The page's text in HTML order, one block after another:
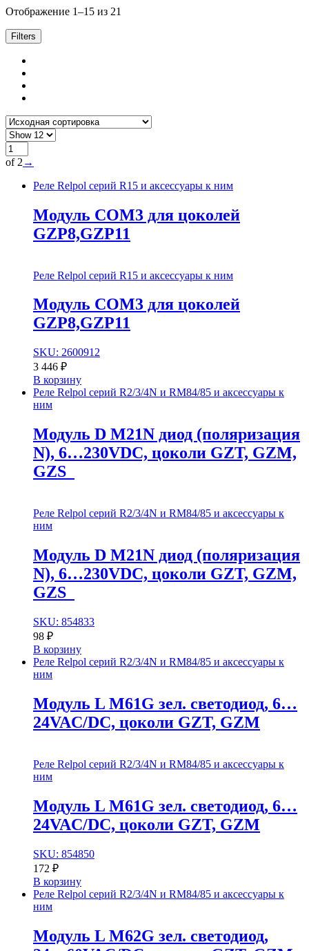
Отображение 1–15 из 21
Filters
of 2 →
Реле Relpol серий R15 и аксессуары к ним
Модуль COM3 для цоколей
GZP8,GZP11
Реле Relpol серий R15 и аксессуары к ним
Модуль COM3 для цоколей
GZP8,GZP11
SKU: 2600912
3 446 ₽
В корзину
Реле Relpol серий R2/3/4N и RM84/85 и аксессуары к
ним
Модуль D M21N диод (поляризация
N), 6…230VDC, цоколи GZT, GZM,
GZS
Реле Relpol серий R2/3/4N и RM84/85 и аксессуары к
ним
Модуль D M21N диод (поляризация
N), 6…230VDC, цоколи GZT, GZM,
GZS
SKU: 854833
98 ₽
В корзину
Реле Relpol серий R2/3/4N и RM84/85 и аксессуары к
ним
Модуль L M61G зел. cветодиод, 6…
24VAC/DC, цоколи GZT, GZM
Реле Relpol серий R2/3/4N и RM84/85 и аксессуары к
ним
Модуль L M61G зел. cветодиод, 6…
24VAC/DC, цоколи GZT, GZM
SKU: 854850
172 ₽
В корзину
Реле Relpol серий R2/3/4N и RM84/85 и аксессуары к
ним
Модуль L M62G зел. cветодиод,